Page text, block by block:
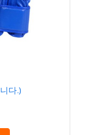
다.)